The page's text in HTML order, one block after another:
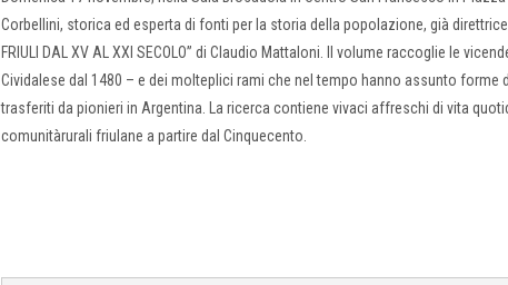
Corbellini, storica ed esperta di fonti per la storia della popolazione, già direttrice
FRIULI DAL XV AL XXI SECOLO” di Claudio Mattaloni. Il volume raccoglie le
Cividalese dal 1480 – e dei molteplici rami che nel tempo hanno assunto
trasferiti da pionieri in Argentina. La ricerca contiene vivaci affreschi di vita
comunitàrurali friulane a partire dal Cinquecento.